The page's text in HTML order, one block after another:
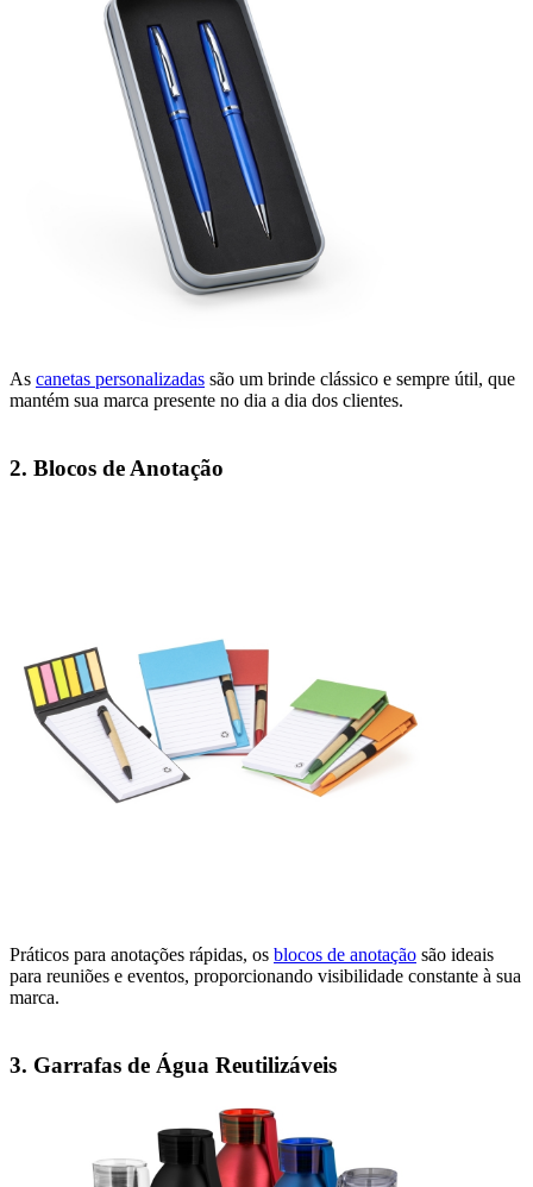
As canetas personalizadas são um brinde clássico e sempre útil, que
mantém sua marca presente no dia a dia dos clientes.
2. Blocos de Anotação
Práticos para anotações rápidas, os blocos de anotação são ideais
para reuniões e eventos, proporcionando visibilidade constante à sua
marca.
3. Garrafas de Água Reutilizáveis